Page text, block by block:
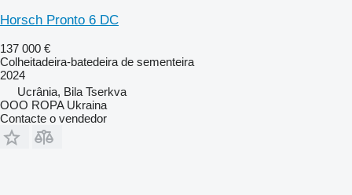
Horsch Pronto 6 DC
137 000 €
Colheitadeira-batedeira de sementeira
2024
Ucrânia, Bila Tserkva
OOO ROPA Ukraina
Contacte o vendedor